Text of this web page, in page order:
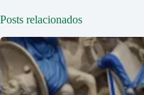
Posts relacionados